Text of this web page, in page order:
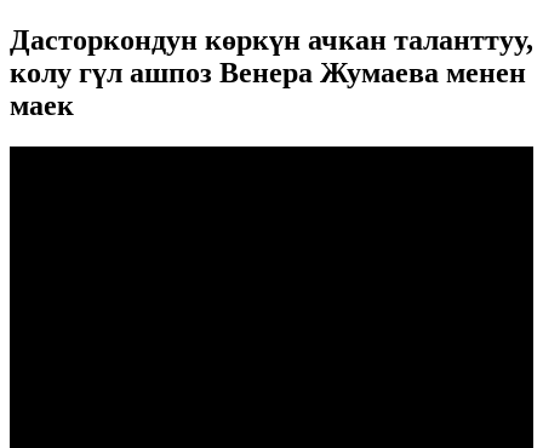
Дасторкондун көркүн ачкан таланттуу,
колу гүл ашпоз Венера Жумаева менен
маек